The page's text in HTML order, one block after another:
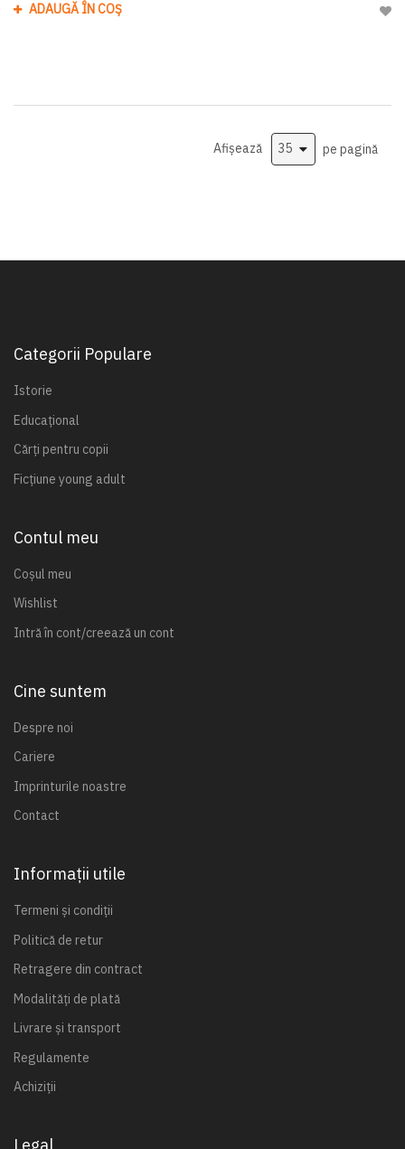
ADAUGĂ ÎN COȘ
Afișează pe pagină
Categorii Populare
Istorie
Educațional
Cărți pentru copii
Ficțiune young adult
Contul meu
Coșul meu
Wishlist
Intră în cont/creează un cont
Cine suntem
Despre noi
Cariere
Imprinturile noastre
Contact
Informații utile
Termeni și condiții
Politică de retur
Retragere din contract
Modalități de plată
Livrare și transport
Regulamente
Achiziții